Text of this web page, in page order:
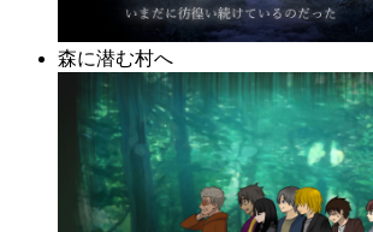
森に潜む村へ